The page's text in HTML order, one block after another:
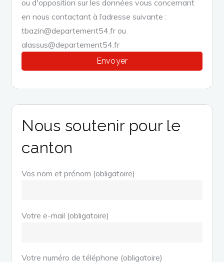
ou d'opposition sur les données vous concernant
en nous contactant à l’adresse suivante :
tbazin@departement54.fr ou
alassus@departement54.fr
Nous soutenir pour le
canton
Vos nom et prénom (obligatoire)
Votre e-mail (obligatoire)
Votre numéro de téléphone (obligatoire)